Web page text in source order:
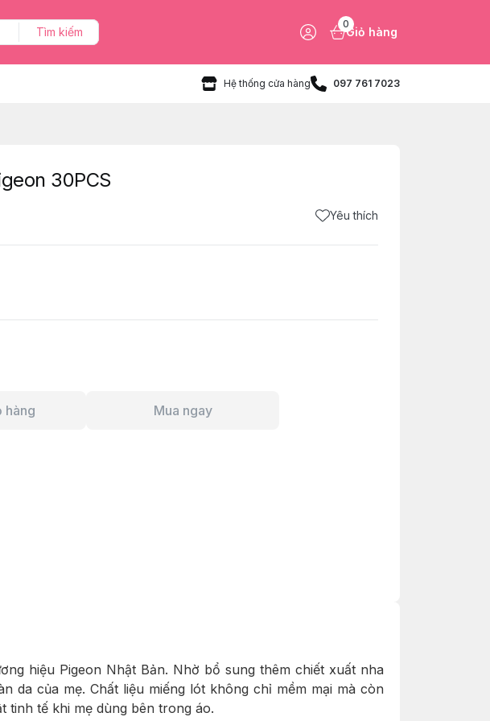
Tìm kiếm
0
Giỏ hàng
Hệ thống cửa hàng 097 761 7023
30PCS
Yêu thích
hàng Mua ngay
hiệu Pigeon Nhật Bản. Nhờ bổ sung thêm chiết xuất nha
da của mẹ. Chất liệu miếng lót không chỉ mềm mại mà còn
tinh tế khi mẹ dùng bên trong áo.